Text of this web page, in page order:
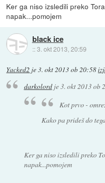
Ker ga niso izsledili preko
napak...pomojem
black ice
::3. okt 2013, 20:59
Yacked2 je3. okt 2013 ob 20:58
darkolordje3. okt 2013 ob
Kot prvo -
Kako pa prideš do
Ker ga niso izsledili preko
napak...pomojem